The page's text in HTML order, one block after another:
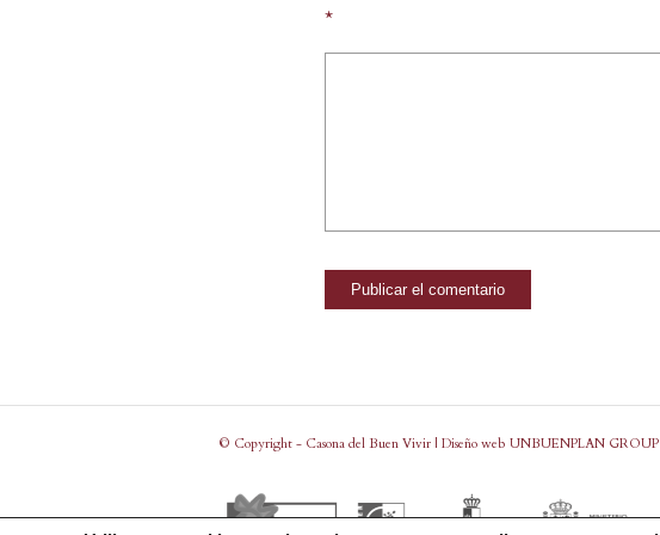
*
© Copyright - Casona del Buen Vivir | Diseño webUNBUENPLAN GROUP